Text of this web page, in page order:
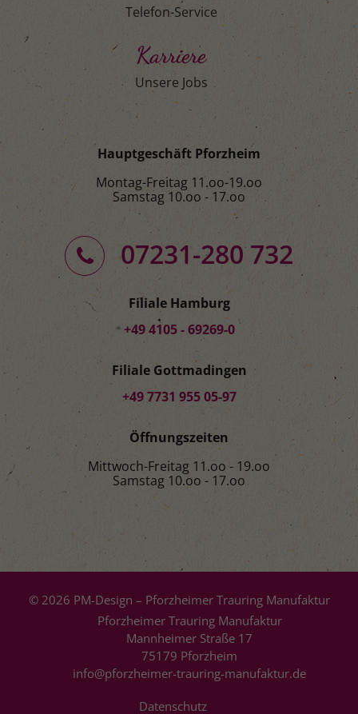
Telefon-Service
Karriere
Unsere Jobs
Hauptgeschäft Pforzheim
Montag-Freitag 11.oo-19.oo
Samstag 10.oo - 17.oo
07231-280 732
Filiale Hamburg
+49 4105 - 69269-0
Filiale Gottmadingen
+49 7731 955 05-97
Öffnungszeiten
Mittwoch-Freitag 11.oo - 19.oo
Samstag 10.oo - 17.oo
© 2026 PM-Design – Pforzheimer Trauring Manufaktur
Pforzheimer Trauring Manufaktur
Mannheimer Straße 17
75179 Pforzheim
info@pforzheimer-trauring-manufaktur.de
Datenschutz